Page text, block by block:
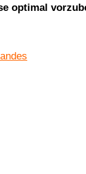
optimal